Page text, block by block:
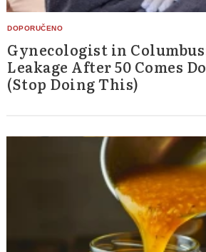
Gynecologist in
Leakage After 50 Comes
(Stop Doing This)